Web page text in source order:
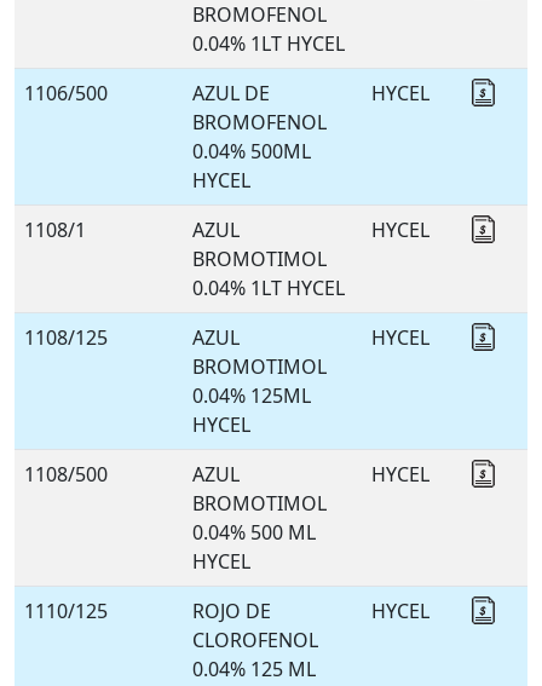
BROMOFENOL
0.04% 1LT HYCEL
1106/500
AZUL DE
BROMOFENOL
0.04% 500ML
HYCEL
HYCEL
1108/1
AZUL
BROMOTIMOL
0.04% 1LT HYCEL
HYCEL
1108/125
AZUL
BROMOTIMOL
0.04% 125ML
HYCEL
HYCEL
1108/500
AZUL
BROMOTIMOL
0.04% 500 ML
HYCEL
HYCEL
1110/125
ROJO DE
CLOROFENOL
0.04% 125 ML
HYCEL